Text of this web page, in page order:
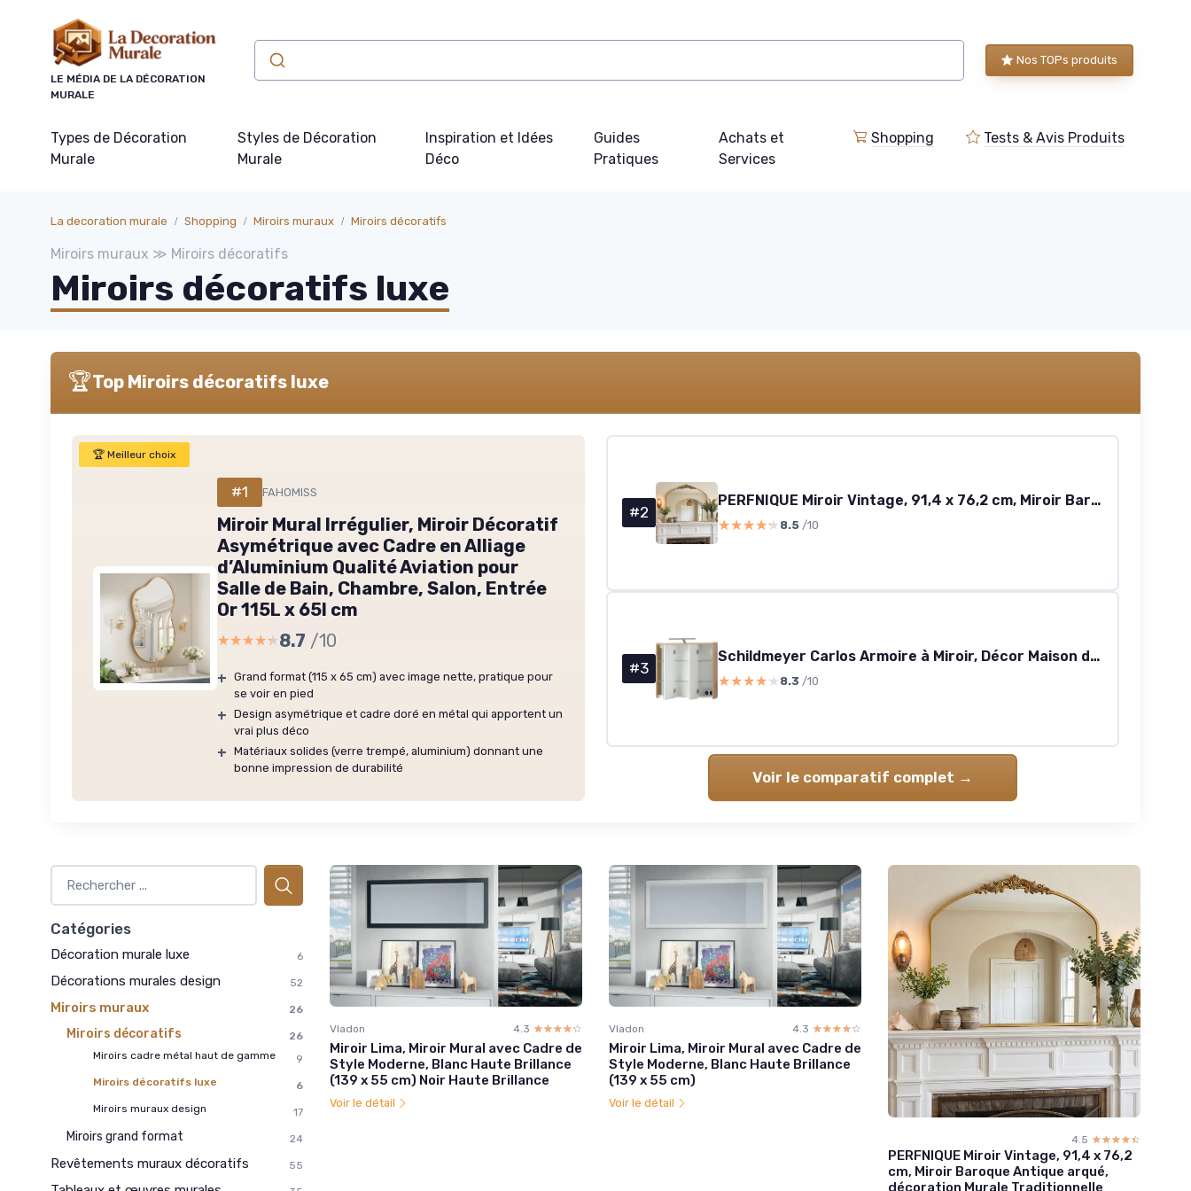
LE MÉDIA DE LA DÉCORATION
MURALE
Nos TOPs produits
Types de Décoration
Murale
Styles de Décoration
Murale
Inspiration et Idées
Déco
Guides
Pratiques
Achats et
Services
Shopping Tests & Avis Produits
La decoration murale Shopping Miroirs muraux Miroirs décoratifs
Miroirs muraux ≫ Miroirs décoratifs
Miroirs décoratifs luxe
🏆Top Miroirs décoratifs luxe
🏆 Meilleur choix
#1 FAHOMISS
Miroir Mural Irrégulier, Miroir Décoratif
Asymétrique avec Cadre en Alliage
d’Aluminium Qualité Aviation pour
Salle de Bain, Chambre, Salon, Entrée
Or 115L x 65l cm
★★★★★
★★★★★8.7 /10
+ Grand format (115 x 65 cm) avec image nette, pratique pour
se voir en pied
+ Design asymétrique et cadre doré en métal qui apportent un
vrai plus déco
+ Matériaux solides (verre trempé, aluminium) donnant une
bonne impression de durabilité
#2
PERFNIQUE Miroir Vintage, 91,4 x 76,2 cm, Miroir Baroque Antique arqué, décoration Murale Traditionnelle dorée, décoration Murale ornée, Aspect Anthro pour Salle de Bain, Salon, cheminée, entrée 91.4L x 76.2l cm
★★★★★
★★★★★ 8.5 /10
#3
Schildmeyer Carlos Armoire à Miroir, Décor Maison de Campagne en chêne, 65 x 16 x 64 cm Décor Maison de Campagne en Chêne 65 cm
★★★★★
★★★★★ 8.3 /10
Voir le comparatif complet →
Catégories
Décoration murale luxe 6
Décorations murales design 52
Miroirs muraux 26
Miroirs décoratifs
26
Miroirs cadre métal haut de gamme
9
Miroirs décoratifs luxe
6
Miroirs muraux design
17
Miroirs grand format 24
Revêtements muraux décoratifs 55
Vladon 4.3 ☆☆☆☆☆
★★★★★
Miroir Lima, Miroir Mural avec Cadre de
Style Moderne, Blanc Haute Brillance
(139 x 55 cm) Noir Haute Brillance
Voir le détail
Vladon 4.3 ☆☆☆☆☆
★★★★★
Miroir Lima, Miroir Mural avec Cadre de
Style Moderne, Blanc Haute Brillance
(139 x 55 cm)
Voir le détail
4.5 ☆☆☆☆☆
★★★★★
PERFNIQUE Miroir Vintage, 91,4 x 76,2
cm, Miroir Baroque Antique arqué,
décoration Murale Traditionnelle